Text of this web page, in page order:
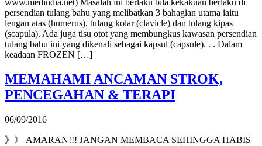
persendian tulang bahu yang melibatkan 3 bahagian utama iaitu
lengan atas (humerus), tulang kolar (clavicle) dan tulang kipas
(scapula). Ada juga tisu otot yang membungkus kawasan persendian
tulang bahu ini yang dikenali sebagai kapsul (capsule). . . Dalam
keadaan FROZEN […]
MEMAHAMI ANCAMAN STROK,
PENCEGAHAN & TERAPI
06/09/2016
》》 AMARAN!!! JANGAN MEMBACA SEHINGGA HABIS